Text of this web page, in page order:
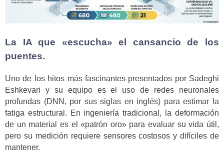
La IA que «escucha» el cansancio de los
puentes.
Uno de los hitos más fascinantes presentados por Sadeghi
Eshkevari y su equipo es el uso de redes neuronales
profundas (DNN, por sus siglas en inglés) para estimar la
fatiga estructural. En ingeniería tradicional, la deformación
de un material es el «patrón oro» para evaluar su vida útil,
pero su medición requiere sensores costosos y difíciles de
mantener.